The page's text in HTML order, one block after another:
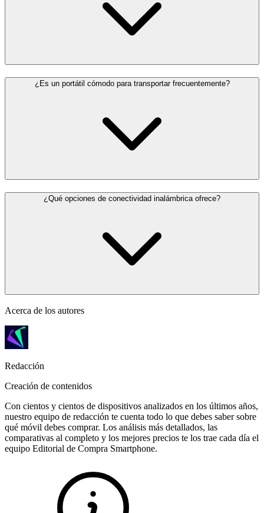
¿Es un portátil cómodo para transportar frecuentemente?
¿Qué opciones de conectividad inalámbrica ofrece?
Acerca de los autores
Redacción
Creación de contenidos
Con cientos y cientos de dispositivos analizados en los últimos años,
nuestro equipo de redacción te cuenta todo lo que debes saber sobre
qué móvil debes comprar. Los análisis más detallados, las
comparativas al completo y los mejores precios te los trae cada día el
equipo Editorial de Compra Smartphone.